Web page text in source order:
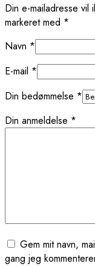
Din e-mailadresse vil
markeret med *
Navn *
E-mail *
Din bedømmelse *
Din anmeldelse *
Gem mit navn,
gang jeg